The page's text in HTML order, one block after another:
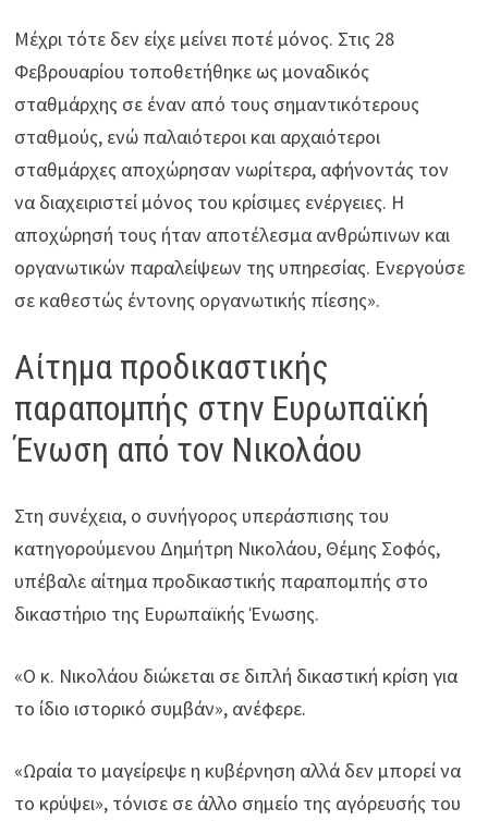
Μέχρι τότε δεν είχε μείνει ποτέ μόνος. Στις 28
Φεβρουαρίου τοποθετήθηκε ως μοναδικός
σταθμάρχης σε έναν από τους σημαντικότερους
σταθμούς, ενώ παλαιότεροι και αρχαιότεροι
σταθμάρχες αποχώρησαν νωρίτερα, αφήνοντάς τον
να διαχειριστεί μόνος του κρίσιμες ενέργειες. Η
αποχώρησή τους ήταν αποτέλεσμα ανθρώπινων και
οργανωτικών παραλείψεων της υπηρεσίας. Ενεργούσε
σε καθεστώς έντονης οργανωτικής πίεσης».
Αίτημα προδικαστικής
παραπομπής στην Ευρωπαϊκή
Ένωση από τον Νικολάου
Στη συνέχεια, ο συνήγορος υπεράσπισης του
κατηγορούμενου Δημήτρη Νικολάου, Θέμης Σοφός,
υπέβαλε αίτημα προδικαστικής παραπομπής στο
δικαστήριο της Ευρωπαϊκής Ένωσης.
«Ο κ. Νικολάου διώκεται σε διπλή δικαστική κρίση για
το ίδιο ιστορικό συμβάν», ανέφερε.
«Ωραία το μαγείρεψε η κυβέρνηση αλλά δεν μπορεί να
το κρύψει», τόνισε σε άλλο σημείο της αγόρευσής του